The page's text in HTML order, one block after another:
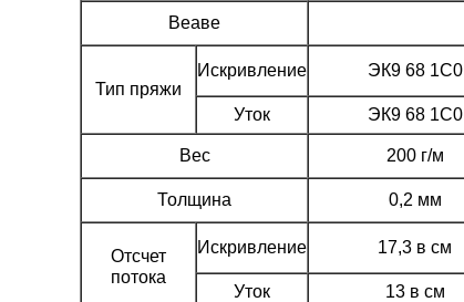
Веаве
Тип пряжи
Искривление ЭК9 68 1С0
Уток ЭК9 68 1С0
Вес 200 г/м
Толщина 0,2 мм
Отсчет
потока
Искривление 17,3 в см
Уток 13 в см